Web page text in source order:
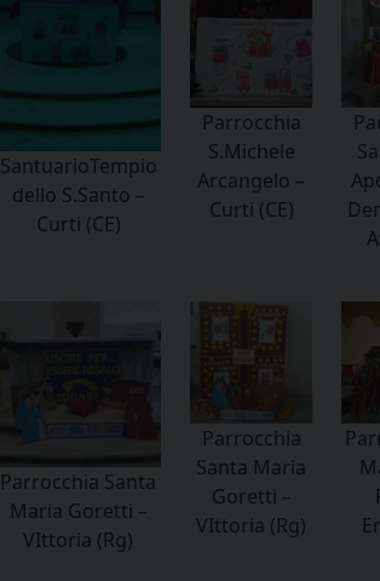
SantuarioTempio
dello S.Santo –
Curti (CE)
Parrocchia
S.Michele
Arcangelo –
Curti (CE)
Parrocchia Santa
Maria Goretti –
VIttoria (Rg)
Parrocchia
Santa Maria
Goretti –
VIttoria (Rg)